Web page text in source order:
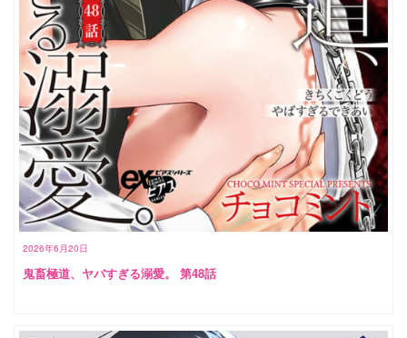
2026年6月20日
鬼畜極道、ヤバすぎる溺愛。 第48話